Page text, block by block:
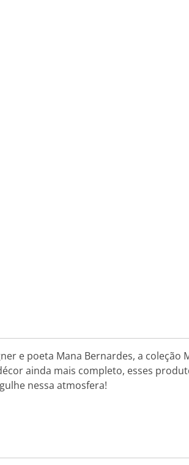
e poeta Mana Bernardes, a
ainda mais completo, esses
nessa atmosfera!